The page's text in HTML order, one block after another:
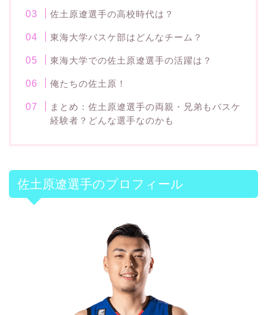
佐土原遼選手の高校時代は？
東海大学バスケ部はどんなチーム？
東海大学での佐土原遼選手の活躍は？
俺たちの佐土原！
まとめ：佐土原遼選手の両親・兄弟もバスケ
経験者？どんな選手なのかも
佐土原遼選手のプロフィール